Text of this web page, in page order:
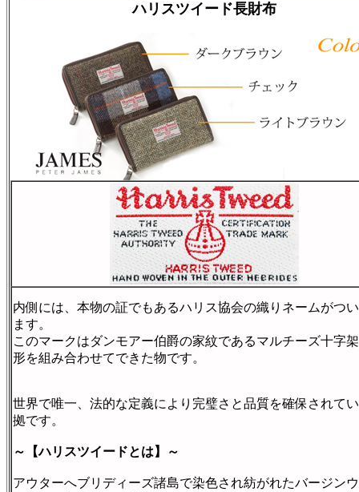
ハリスツイード長財布
内側には、本物の証でもあるハリス協会の織りネームがつ
ます。
このマークはダンモアー伯爵の家紋であるマルチーズ十字
形を組み合わせてできた物です。
世界で唯一、法的な定義により完璧さと品質を確保されて
拠です。
～【ハリスツイードとは】～
アウターへブリディーズ諸島で染色され紡がれたバージン